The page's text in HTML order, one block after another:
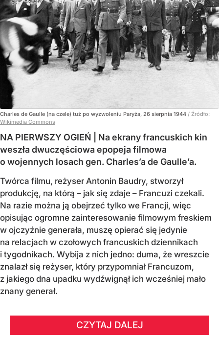
Charles de Gaulle (na czele) tuż po wyzwoleniu Paryża, 26 sierpnia 1944 / Źródło:
Wikimedia Commons
NA PIERWSZY OGIEŃ | Na ekrany francuskich kin
weszła dwuczęściowa epopeja filmowa
o wojennych losach gen. Charles’a de Gaulle’a.
Twórca filmu, reżyser Antonin Baudry, stworzył
produkcję, na którą – jak się zdaje – Francuzi czekali.
Na razie można ją obejrzeć tylko we Francji, więc
opisując ogromne zainteresowanie filmowym freskiem
w ojczyźnie generała, muszę opierać się jedynie
na relacjach w czołowych francuskich dziennikach
i tygodnikach. Wybija z nich jedno: duma, że wreszcie
znalazł się reżyser, który przypomniał Francuzom,
z jakiego dna upadku wydźwignął ich wcześniej mało
znany generał.
CZYTAJ DALEJ